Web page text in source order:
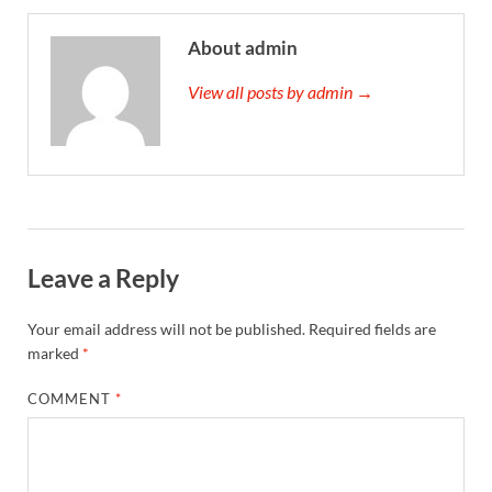
About admin
View all posts by admin →
Leave a Reply
Your email address will not be published. Required fields are
marked *
COMMENT*